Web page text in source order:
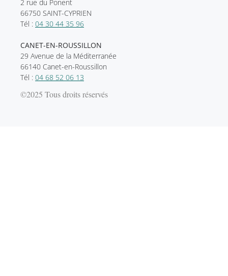
2 rue du Ponent
66750 SAINT-CYPRIEN
Tél : 04 30 44 35 96
CANET-EN-ROUSSILLON
29 Avenue de la Méditerranée
66140 Canet-en-Roussillon
Tél : 04 68 52 06 13
©2025 Tous droits réservés